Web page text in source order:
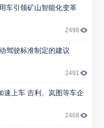
车引领矿山智能化变革
2498
驾驶标准制定的建议
2491
速上车 吉利、岚图等车企
2468